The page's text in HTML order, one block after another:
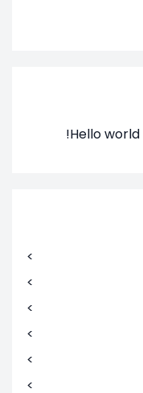
Hello world!